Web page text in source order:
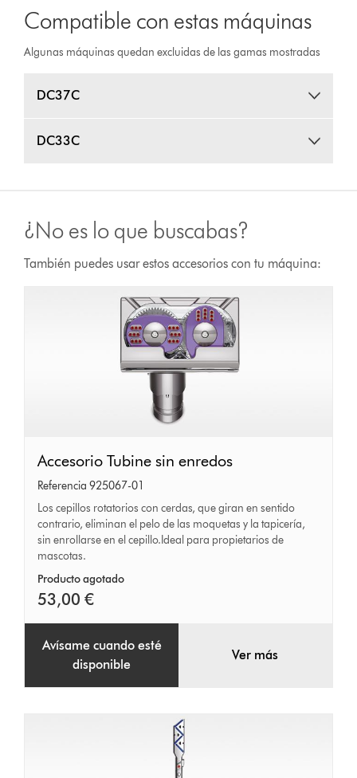
Compatible con estas máquinas
Algunas máquinas quedan excluidas de las gamas mostradas
DC37C
DC33C
¿No es lo que buscabas?
También puedes usar estos accesorios con tu máquina:
Accesorio
Tubine
sin
enredos
Accesorio Tubine sin enredos
Referencia 925067-01
Los cepillos rotatorios con cerdas, que giran en sentido
contrario, eliminan el pelo de las moquetas y la tapicería,
sin enrollarse en el cepillo.Ideal para propietarios de
mascotas.
Producto agotado
53,00 €
Avísame cuando esté
disponible
Ver más